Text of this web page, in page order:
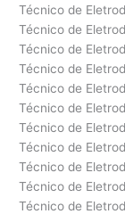
Técnico de
Técnico de
Técnico de
Técnico de
Técnico de
Técnico de
Técnico de
Técnico de
Técnico de
Técnico de
Técnico de